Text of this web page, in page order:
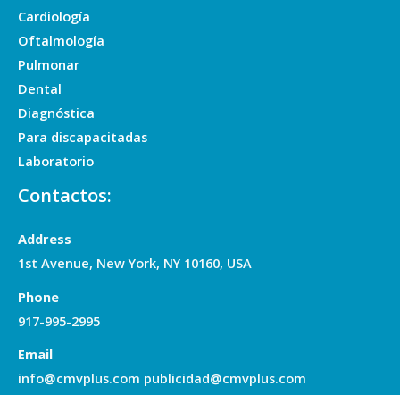
Cardiología
Oftalmología
Pulmonar
Dental
Diagnóstica
Para discapacitadas
Laboratorio
Contactos:
Address
1st Avenue, New York, NY 10160, USA
Phone
917-995-2995
Email
info@cmvplus.com publicidad@cmvplus.com